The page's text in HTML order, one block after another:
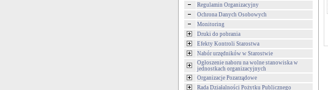
Regulamin Organizacyjny
Ochrona Danych Osobowych
Monitoring
Druki do pobrania
Efekty Kontroli Starostwa
Nabór urzędników w Starostwie
Ogłoszenie naboru na wolne stanowiska w
jednostkach organizacyjnych
Organizacje Pozarządowe
Rada Działalności Pożytku Publicznego